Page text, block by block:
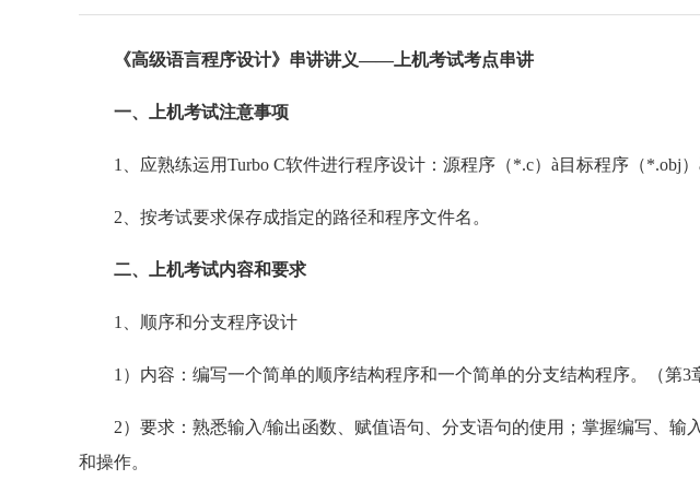
《高级语言程序设计》串讲讲义——上机考试考点串讲
一、上机考试注意事项
1、应熟练运用Turbo C软件进行程序设计：源程序（*.c）à目标程序（*.obj）
2、按考试要求保存成指定的路径和程序文件名。
二、上机考试内容和要求
1、顺序和分支程序设计
1）内容：编写一个简单的顺序结构程序和一个简单的分支结构程序。（第3
2）要求：熟悉输入/输出函数、赋值语句、分支语句的使用；掌握编写、输
和操作。